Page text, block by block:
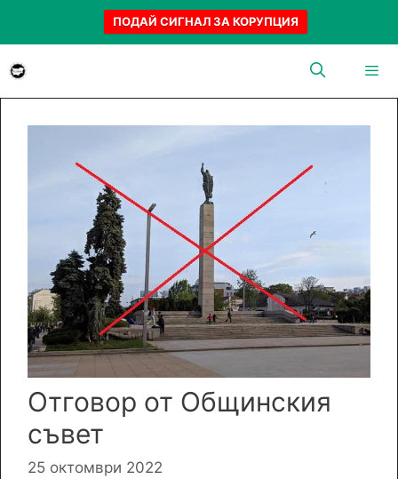
ПОДАЙ СИГНАЛ ЗА КОРУПЦИЯ
съдържанието
Menu
Отговор от Общинския
съвет
25 октомври 2022